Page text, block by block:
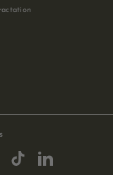
TikTok LinkedIn